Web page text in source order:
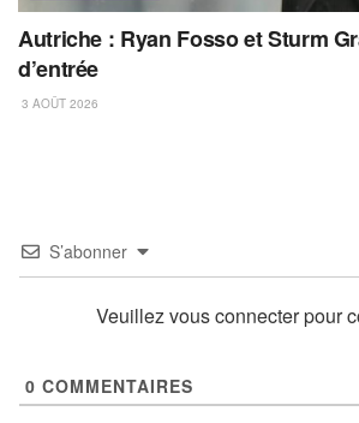
Autriche : Ryan Fosso et Sturm
d’entrée
3 AOÛT 2026
S’abonner
Veuillez vous connecter pour
0 COMMENTAIRES